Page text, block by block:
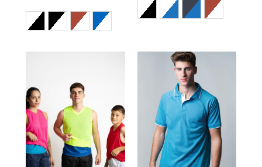
Blanco / Negro
Negro / Blanco
Rojo / Blanco
Royal / Blanco
Blanco / Negro
Blanco / Royal
Marino / Royal
Rojo /